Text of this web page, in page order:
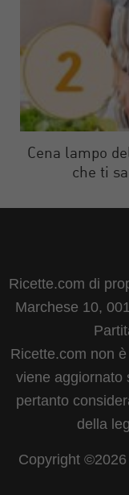
Cena lampo
che ti
Ricette.com di
Marchese 10,
Ricette.com non
viene aggiornato
pertanto
della
Copyright